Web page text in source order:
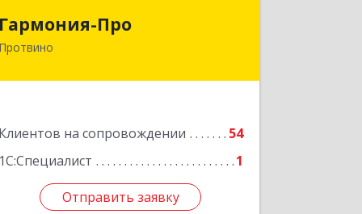
Гармония-Про
Протвино
Клиентов на сопровождении
54
1С:Специалист
1
Отправить заявку
142280, Московская обл, Протвино г,
Отправить заявку